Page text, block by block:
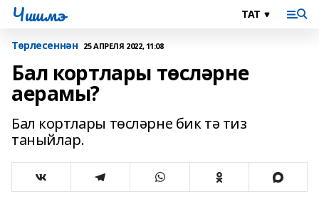
Чишмэ
Төрлесеннән 25 АПРЕЛЯ 2022, 11:08
Бал кортлары төсләрне
аерамы?
Бал кортлары төсләрне бик тә тиз
таныйлар.